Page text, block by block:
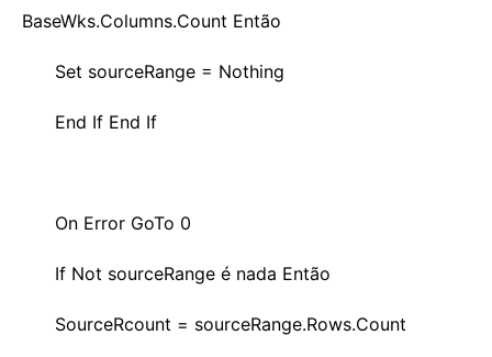
BaseWks.Columns.Count Então
Set sourceRange = Nothing
End If End If
On Error GoTo 0
If Not sourceRange é nada Então
SourceRcount = sourceRange.Rows.Count